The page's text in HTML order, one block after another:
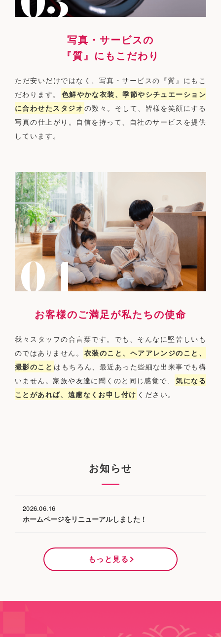
写真・サービスの
『質』にもこだわり
ただ安いだけではなく、写真・サービスの『質』にもこ
だわります。
色鮮やかな衣装、季節やシチュエーション
に合わせたスタジオ の数々。そして、皆様を笑顔にする
写真の仕上がり。自信を持って、自社のサービスを提供
しています。
お客様のご満足が私たちの使命
我々スタッフの合言葉です。でも、そんなに堅苦しいも
のではありません。
衣装のこと、ヘアアレンジのこと、
撮影のこと はもちろん、最近あった些細な出来事でも構
いません。家族や友達に聞くのと同じ感覚で、 気になる
ことがあれば、遠慮なくお申し付け ください。
お知らせ
2026.06.16
ホームページをリニューアルしました！
もっと見る